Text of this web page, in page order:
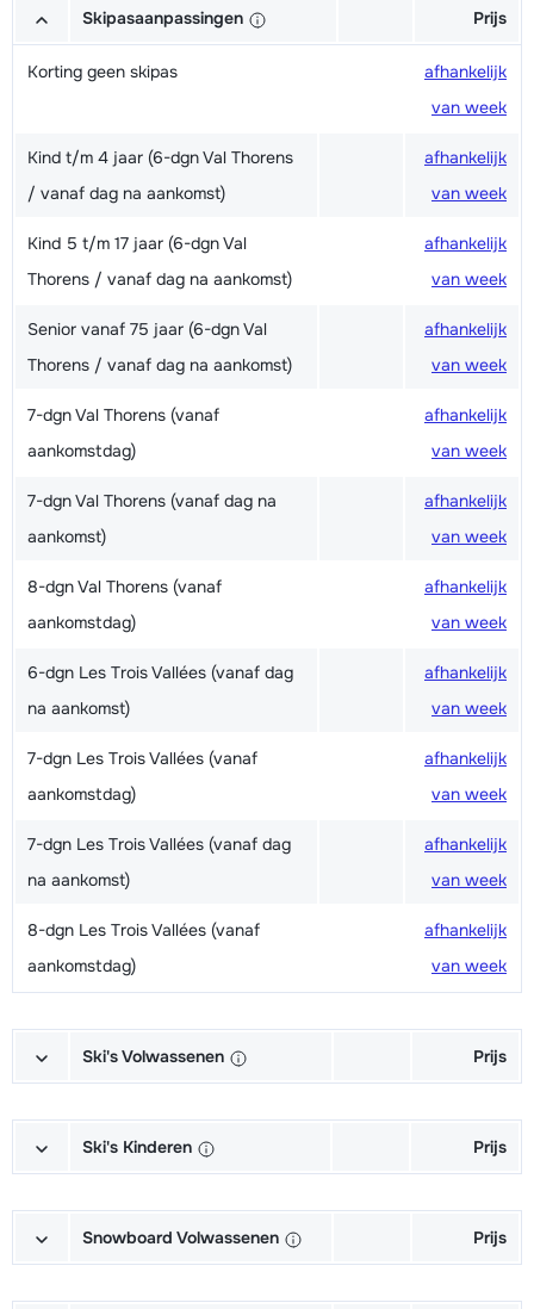
Skipasaanpassingen Prijs
Korting geen skipas
afhankelijk
van week
Kind t/m 4 jaar (6-dgn Val Thorens
/ vanaf dag na aankomst)
afhankelijk
van week
Kind 5 t/m 17 jaar (6-dgn Val
Thorens / vanaf dag na aankomst)
afhankelijk
van week
Senior vanaf 75 jaar (6-dgn Val
Thorens / vanaf dag na aankomst)
afhankelijk
van week
7-dgn Val Thorens (vanaf
aankomstdag)
afhankelijk
van week
7-dgn Val Thorens (vanaf dag na
aankomst)
afhankelijk
van week
8-dgn Val Thorens (vanaf
aankomstdag)
afhankelijk
van week
6-dgn Les Trois Vallées (vanaf dag
na aankomst)
afhankelijk
van week
7-dgn Les Trois Vallées (vanaf
aankomstdag)
afhankelijk
van week
7-dgn Les Trois Vallées (vanaf dag
na aankomst)
afhankelijk
van week
8-dgn Les Trois Vallées (vanaf
aankomstdag)
afhankelijk
van week
Ski's Volwassenen Prijs
Schoenen + Stokken (6/7 dagen)
van week
Stokken (6/7 dagen)
van week
Ski's Kinderen Prijs
Schoenen + Stokken (6/7 dagen)
van week
Snowboard Volwassenen Prijs